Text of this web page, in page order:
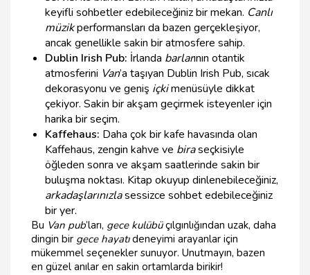
keyifli sohbetler edebileceğiniz bir mekan. Canlı
müzikperformansları da bazen gerçekleşiyor,
ancak genellikle sakin bir atmosfere sahip.
Dublin Irish Pub: İrlanda barlarının otantik
atmosferini Van’a taşıyan Dublin Irish Pub, sıcak
dekorasyonu ve geniş içkimenüsüyle dikkat
çekiyor. Sakin bir akşam geçirmek isteyenler için
harika bir seçim.
Kaffehaus: Daha çok bir kafe havasında olan
Kaffehaus, zengin kahve ve biraseçkisiyle
öğleden sonra ve akşam saatlerinde sakin bir
buluşma noktası. Kitap okuyup dinlenebileceğiniz,
arkadaşlarınızlasessizce sohbet edebileceğiniz
bir yer.
Bu Van pub’ları, gece kulübüçılgınlığından uzak, daha
dingin bir gece hayatıdeneyimi arayanlar için
mükemmel seçenekler sunuyor. Unutmayın, bazen
en güzel anılar en sakin ortamlarda birikir!